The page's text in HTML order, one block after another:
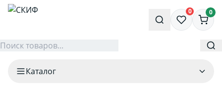
0 0
Каталог